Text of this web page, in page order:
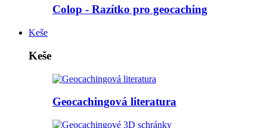
Colop - Razítko pro geocaching
Keše
Keše
Geocachingová literatura